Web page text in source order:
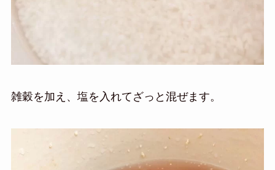
雑穀を加え、塩を入れてざっと混ぜます。